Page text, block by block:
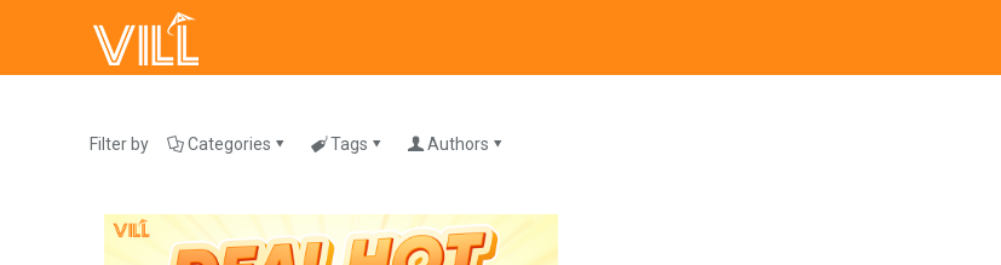
Filter by Categories Tags Authors